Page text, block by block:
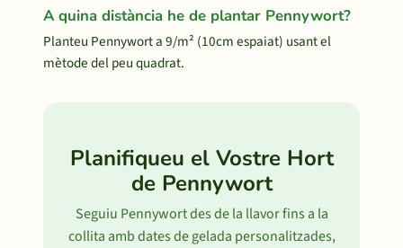
A quina distància he de plantar Pennywort?
Planteu Pennywort a 9/m² (10cm espaiat) usant el
mètode del peu quadrat.
Planifiqueu el Vostre Hort
de Pennywort
Seguiu Pennywort des de la llavor fins a la
collita amb dates de gelada personalitzades,